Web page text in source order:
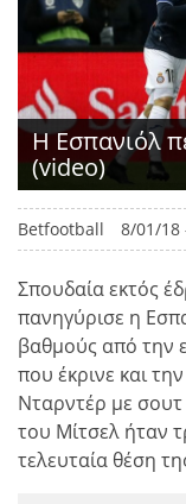
Η Εσπανιόλ
(video)
Betfootball 8/01/18
Σπουδαία εκτός
πανηγύρισε η
βαθμούς από την
που έκρινε και
Νταρντέρ με σουτ
του Μίτσελ ήταν
τελευταία θέση